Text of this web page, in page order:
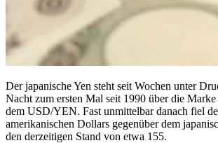
Der japanische Yen steht seit Wochen unter
Nacht zum ersten Mal seit 1990 über die
dem USD/YEN. Fast unmittelbar danach fiel
amerikanischen Dollars gegenüber dem
den derzeitigen Stand von etwa 155.